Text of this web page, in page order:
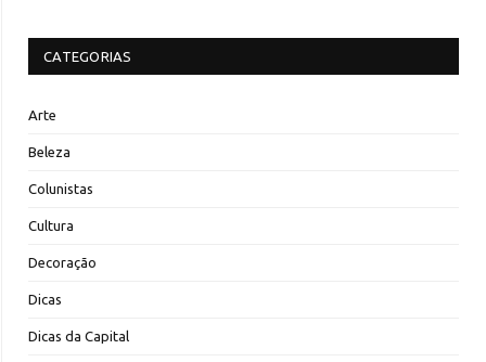
CATEGORIAS
Arte
Beleza
Colunistas
Cultura
Decoração
Dicas
Dicas da Capital